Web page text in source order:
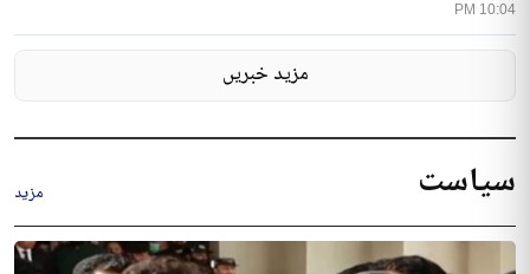
10:04 PM
مزید خبریں
سیاست مزید